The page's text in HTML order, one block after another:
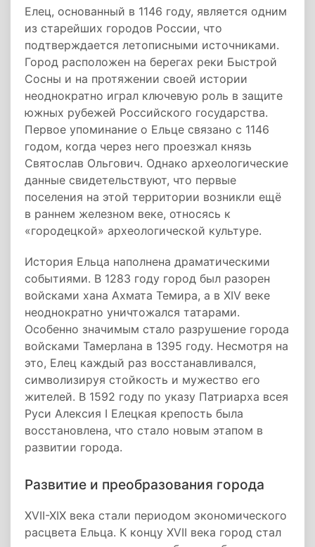
Елец, основанный в 1146 году, является одним
из старейших городов России, что
подтверждается летописными источниками.
Город расположен на берегах реки Быстрой
Сосны и на протяжении своей истории
неоднократно играл ключевую роль в защите
южных рубежей Российского государства.
Первое упоминание о Ельце связано с 1146
годом, когда через него проезжал князь
Святослав Ольгович. Однако археологические
данные свидетельствуют, что первые
поселения на этой территории возникли ещё
в раннем железном веке, относясь к
«городецкой» археологической культуре.
История Ельца наполнена драматическими
событиями. В 1283 году город был разорен
войсками хана Ахмата Темира, а в XIV веке
неоднократно уничтожался татарами.
Особенно значимым стало разрушение города
войсками Тамерлана в 1395 году. Несмотря на
это, Елец каждый раз восстанавливался,
символизируя стойкость и мужество его
жителей. В 1592 году по указу Патриарха всея
Руси Алексия I Елецкая крепость была
восстановлена, что стало новым этапом в
развитии города.
Развитие и преобразования города
XVII-XIX века стали периодом экономического
расцвета Ельца. К концу XVII века город стал